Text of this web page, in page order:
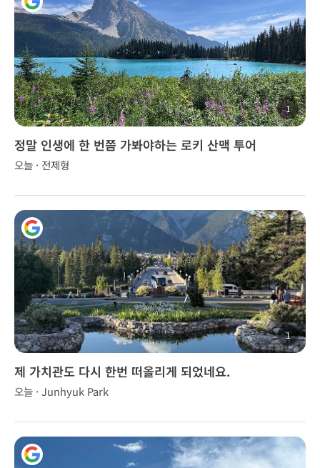
1
정말 인생에 한 번쯤 가봐야하는 로키 산맥 투어
오늘 · 전제형
1
제 가치관도 다시 한번 떠올리게 되었네요.
오늘 · Junhyuk Park